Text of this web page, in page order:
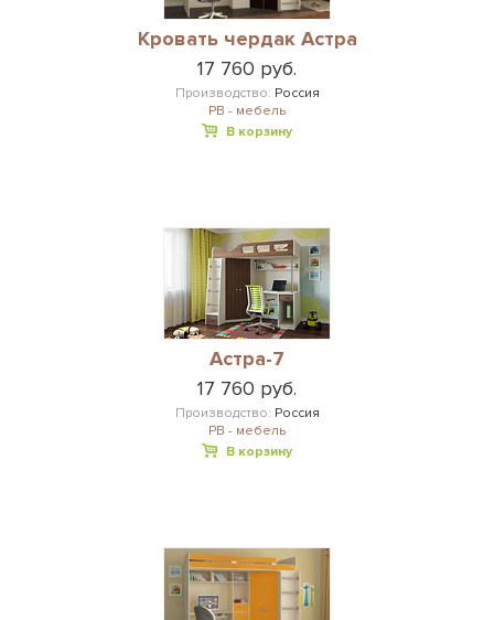
Кровать чердак Астра
17 760 руб.
Производство: Россия
РВ - мебель
В корзину
Астра-7
17 760 руб.
Производство: Россия
РВ - мебель
В корзину